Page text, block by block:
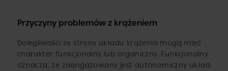
Przyczyny problemów z krążeniem
Dolegliwości ze strony układu krążenia mogą mieć
charakter funkcjonalny lub organiczny. Funkcjonalny
oznacza, że zaangażowany jest autonomiczny układ